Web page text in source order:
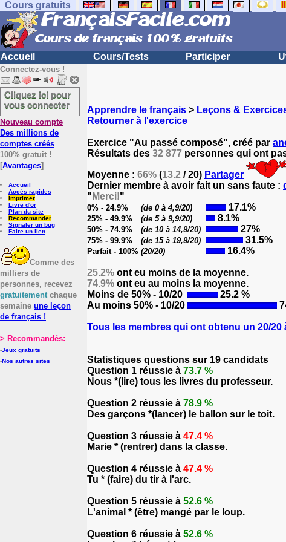
Cours gratuits
Accueil Cours/Tests Participer
Connectez-vous !
Cliquez ici pour
vous connecter
Nouveau compte
Des millions de
comptes créés
100% gratuit !
[Avantages]
Accueil
Accès rapides
Imprimer
Livre d'or
Plan du site
Recommander
Signaler un bug
Faire un lien
Comme des
milliers de
personnes, recevez
gratuitementchaque
semaine une leçon
de français !
> Recommandés:
-Jeux gratuits
-Nos autres sites
Apprendre le français > Leçons &
Retourner à l'exercice
Exercice "Au passé composé", créé par
Résultats des 32 877 personnes qui ont
Moyenne : 66% (13.2 / 20) Partager
Dernier membre à avoir fait un sans faute :
" Merci!"
0% - 24.9% (de 0 à 4,9/20) 17.1%
25% - 49.9% (de 5 à 9,9/20) 8.1%
50% - 74.9% (de 10 à 14,9/20) 27%
75% - 99.9% (de 15 à 19,9/20) 31.5%
Parfait - 100% (20/20) 16.4%
25.2% ont eu moins de la moyenne.
74.9% ont eu au moins la moyenne.
Moins de 50% - 10/20
25.2 %
Au moins 50% - 10/20
Tous les membres qui ont obtenu un 20/20
Statistiques questions sur 19 candidats
Question 1 réussie à 73.7 %
Nous *(lire) tous les livres du professeur.
Question 2 réussie à 78.9 %
Des garçons *(lancer) le ballon sur le toit.
Question 3 réussie à 47.4 %
Marie * (rentrer) dans la classe.
Question 4 réussie à 47.4 %
Tu * (faire) du tir à l'arc.
Question 5 réussie à 52.6 %
L'animal * (être) mangé par le loup.
Question 6 réussie à 52.6 %